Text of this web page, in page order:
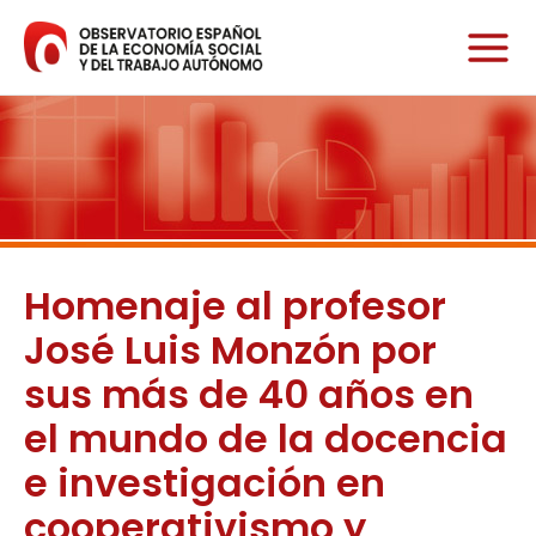
contenido
Homenaje al profesor
José Luis Monzón por
sus más de 40 años en
el mundo de la docencia
e investigación en